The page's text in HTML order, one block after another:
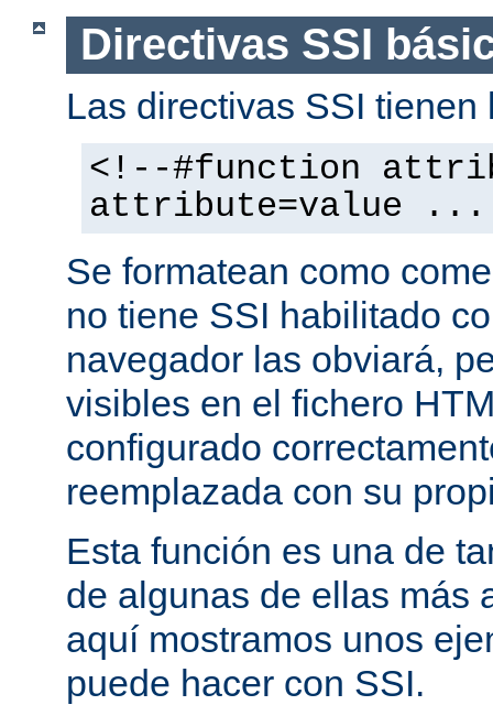
Directivas SSI
Las directivas SSI
<!--#function
attribute=value
Se formatean como
no tiene SSI habilitado
navegador las obviará,
visibles en el fichero
configurado
reemplazada con su
Esta función es una de
de algunas de ellas más
aquí mostramos unos
puede hacer con SSI.